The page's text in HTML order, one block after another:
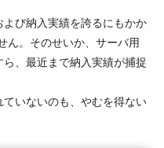
び納入実績を誇るにもかか
ん。そのせいか、サーバ用
、最近まで納入実績が捕捉
いないのも、やむを得ない